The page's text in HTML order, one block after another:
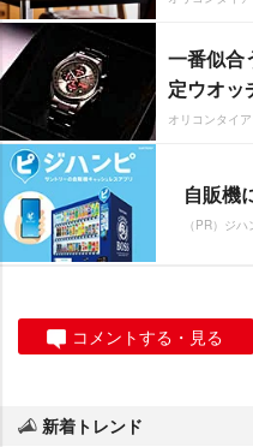
一番似
定ウオッ
オリコンタイ
自販機
（PR）ジハ
コメントする・見る
新着トレンド